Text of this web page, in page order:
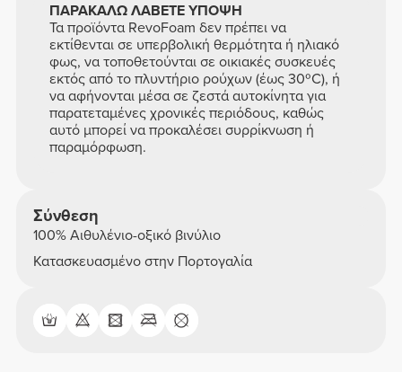
ΠΑΡΑΚΑΛΩ ΛΑΒΕΤΕ ΥΠΟΨΗ
Τα προϊόντα RevoFoam δεν πρέπει να
εκτίθενται σε υπερβολική θερμότητα ή ηλιακό
φως, να τοποθετούνται σε οικιακές συσκευές
εκτός από το πλυντήριο ρούχων (έως 30ºC), ή
να αφήνονται μέσα σε ζεστά αυτοκίνητα για
παρατεταμένες χρονικές περιόδους, καθώς
αυτό μπορεί να προκαλέσει συρρίκνωση ή
παραμόρφωση.
Σύνθεση
100% Αιθυλένιο-οξικό βινύλιο
Κατασκευασμένο στην Πορτογαλία